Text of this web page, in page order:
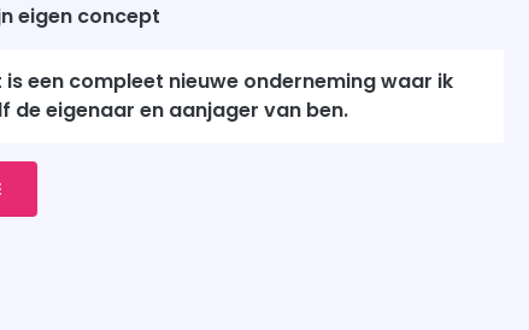
eigen concept
is een compleet nieuwe onderneming waar ik
de eigenaar en aanjager van ben.